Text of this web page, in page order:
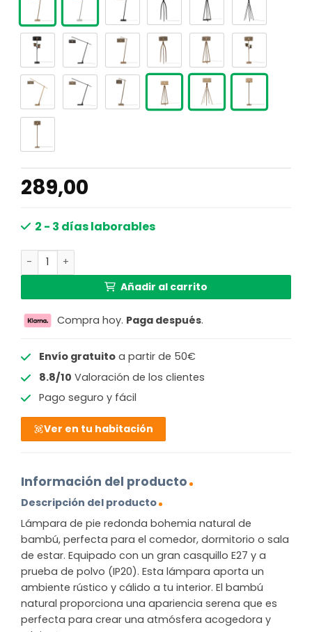
289,00
2 - 3 días laborables
Lámpara de pie redonda bohemia de bambú natural
Añadir al carrito
Compra hoy. Paga después.
Envío gratuitoa partir de 50€
8.8/10 Valoración de los clientes
Pago seguro y fácil
Ver en tu habitación
Información del producto
Descripción del producto
Lámpara de pie redonda bohemia natural de
bambú, perfecta para el comedor, dormitorio o sala
de estar. Equipado con un gran casquillo E27 y a
prueba de polvo (IP20). Esta lámpara aporta un
ambiente rústico y cálido a tu interior. El bambú
natural proporciona una apariencia serena que es
perfecta para crear una atmósfera acogedora y